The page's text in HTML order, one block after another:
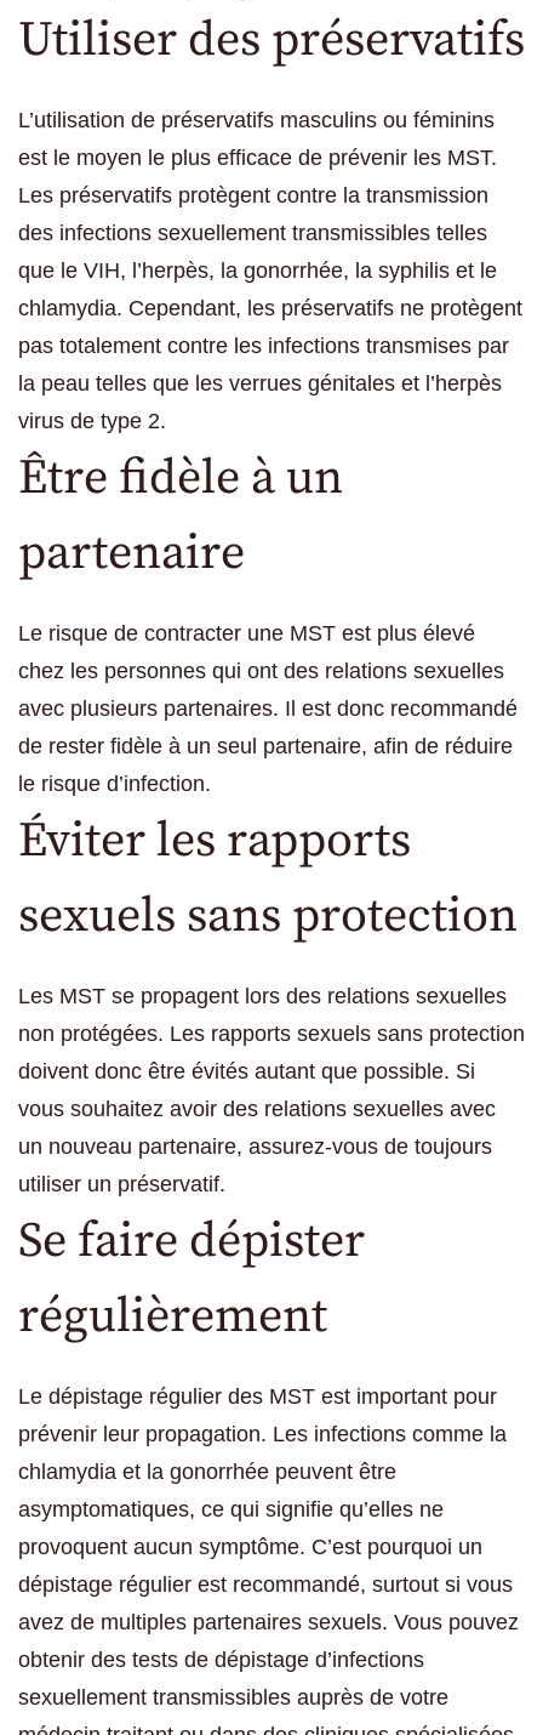
Utiliser des préservatifs
L’utilisation de préservatifs masculins ou féminins
est le moyen le plus efficace de prévenir les MST.
Les préservatifs protègent contre la transmission
des infections sexuellement transmissibles telles
que le VIH, l’herpès, la gonorrhée, la syphilis et le
chlamydia. Cependant, les préservatifs ne protègent
pas totalement contre les infections transmises par
la peau telles que les verrues génitales et l’herpès
virus de type 2.
Être fidèle à un
partenaire
Le risque de contracter une MST est plus élevé
chez les personnes qui ont des relations sexuelles
avec plusieurs partenaires. Il est donc recommandé
de rester fidèle à un seul partenaire, afin de réduire
le risque d’infection.
Éviter les rapports
sexuels sans protection
Les MST se propagent lors des relations sexuelles
non protégées. Les rapports sexuels sans protection
doivent donc être évités autant que possible. Si
vous souhaitez avoir des relations sexuelles avec
un nouveau partenaire, assurez-vous de toujours
utiliser un préservatif.
Se faire dépister
régulièrement
Le dépistage régulier des MST est important pour
prévenir leur propagation. Les infections comme la
chlamydia et la gonorrhée peuvent être
asymptomatiques, ce qui signifie qu’elles ne
provoquent aucun symptôme. C’est pourquoi un
dépistage régulier est recommandé, surtout si vous
avez de multiples partenaires sexuels. Vous pouvez
obtenir des tests de dépistage d’infections
sexuellement transmissibles auprès de votre